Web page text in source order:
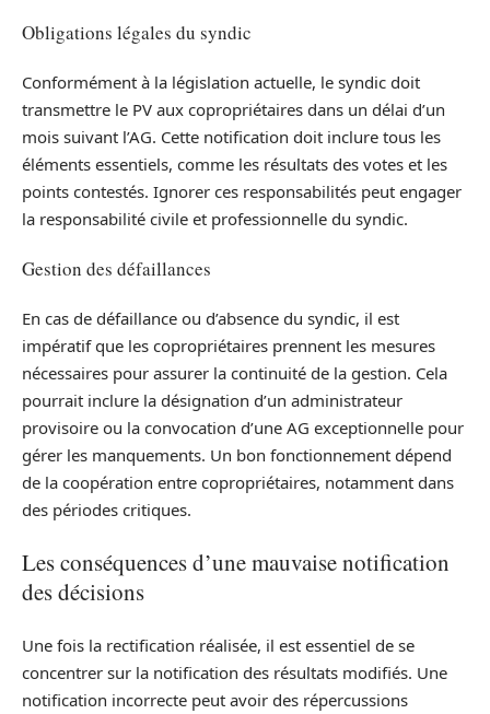
Obligations légales du syndic
Conformément à la législation actuelle, le syndic doit
transmettre le PV aux copropriétaires dans un délai d’un
mois suivant l’AG. Cette notification doit inclure tous les
éléments essentiels, comme les résultats des votes et les
points contestés. Ignorer ces responsabilités peut engager
la responsabilité civile et professionnelle du syndic.
Gestion des défaillances
En cas de défaillance ou d’absence du syndic, il est
impératif que les copropriétaires prennent les mesures
nécessaires pour assurer la continuité de la gestion. Cela
pourrait inclure la désignation d’un administrateur
provisoire ou la convocation d’une AG exceptionnelle pour
gérer les manquements. Un bon fonctionnement dépend
de la coopération entre copropriétaires, notamment dans
des périodes critiques.
Les conséquences d’une mauvaise notification
des décisions
Une fois la rectification réalisée, il est essentiel de se
concentrer sur la notification des résultats modifiés. Une
notification incorrecte peut avoir des répercussions